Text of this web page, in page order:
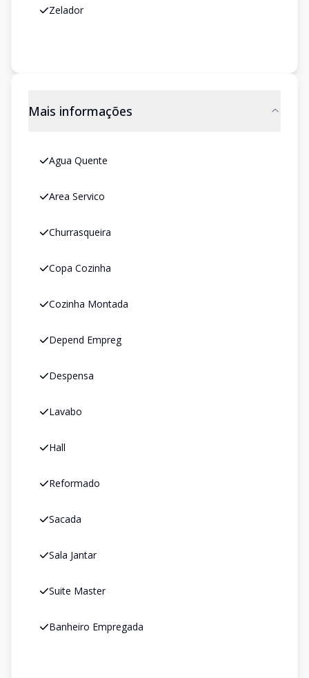
Zelador
Mais informações
Agua Quente
Area Servico
Churrasqueira
Copa Cozinha
Cozinha Montada
Depend Empreg
Despensa
Lavabo
Hall
Reformado
Sacada
Sala Jantar
Suite Master
Banheiro Empregada